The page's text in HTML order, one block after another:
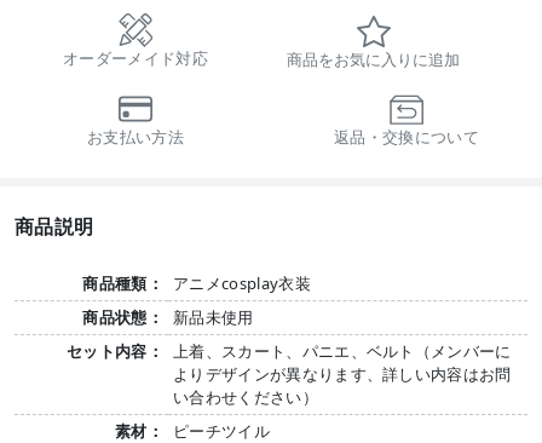
オーダーメイド対応 商品をお気に入りに追加
お支払い方法 返品・交換について
商品説明
商品種類：
アニメcosplay衣装
商品状態：
新品未使用
セット内容：
上着、スカート、パニエ、ベルト（メンバーに
よりデザインが異なります、詳しい内容はお問
い合わせください）
素材：
ピーチツイル